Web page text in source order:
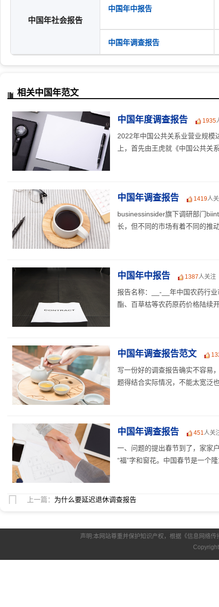
中国年社会报告
中国年中报告
中国年调查报告
相关中国年范文
中国年度调查报告 1935
2022年中国公共关系业营业规模
上，首先由王虎就《中国公共关
中国年调查报告 1419人
businessinsider旗下调研部门
长，但不同的市场有着不同的推
中国年中报告 1387人关注
报告名称：__-__年中国农药行
酯、百草枯等农药原药价格陆续
中国年调查报告范文
写一份好的调查报告确实不容易
题得结合实际情况，不能太宽泛
中国年调查报告 451人关
一、问题的提出春节到了，家家
“福”字和窗花。中国春节是一个
上一篇： 为什么要延迟退休调查报告
声明:本网站尊重并保护知识产权，根据《信息网络